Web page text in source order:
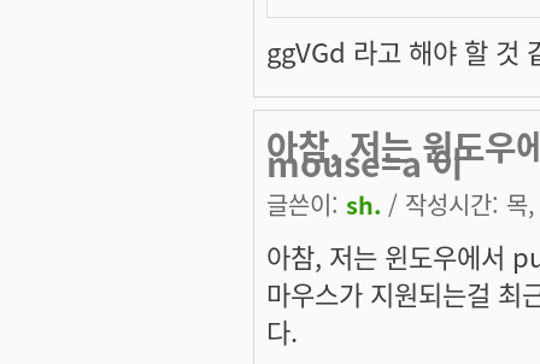
ggVGd 라고 해야 할 것
아참, 저는 윈도
mouse=a 이
글쓴이: sh. / 작성시간:
아참, 저는 윈도우에서
마우스가 지원되는걸 최
다.